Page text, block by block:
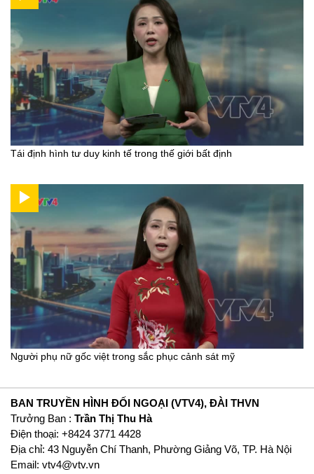
Tái định hình tư duy kinh tế trong thế giới bất định
Người phụ nữ gốc việt trong sắc phục cảnh sát mỹ
BAN TRUYỀN HÌNH ĐỐI NGOẠI (VTV4), ĐÀI THVN
Trưởng Ban : Trần Thị Thu Hà
Ðiện thoại: +8424 3771 4428
Địa chỉ: 43 Nguyễn Chí Thanh, Phường Giảng Võ, TP. Hà Nội
Email: vtv4@vtv.vn